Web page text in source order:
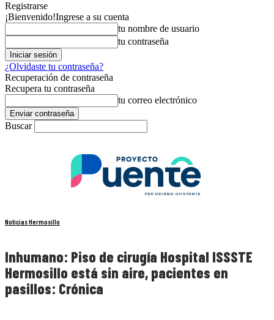
Registrarse
¡Bienvenido!Ingrese a su cuenta
tu nombre de usuario
tu contraseña
¿Olvidaste tu contraseña?
Recuperación de contraseña
Recupera tu contraseña
tu correo electrónico
Buscar
Noticias Hermosillo
Inhumano: Piso de cirugía Hospital ISSSTE
Hermosillo está sin aire, pacientes en
pasillos: Crónica